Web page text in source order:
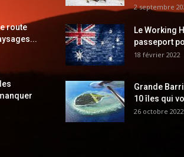
route
2 septembre
Le Working
passeport
18 février 2022
Grande
10 îles qui
26 octobre 2022